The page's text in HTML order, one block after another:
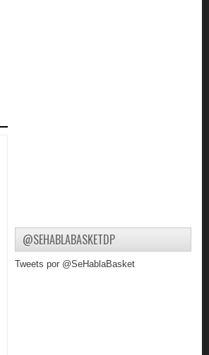
@SEHABLABASKETDP
Tweets por @SeHablaBasket